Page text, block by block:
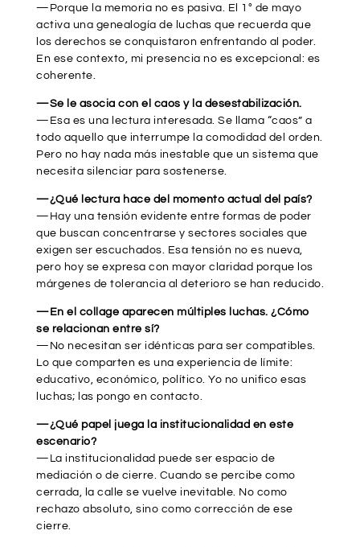
—Porque la memoria no es pasiva. El 1° de mayo
activa una genealogía de luchas que recuerda que
los derechos se conquistaron enfrentando al poder.
En ese contexto, mi presencia no es excepcional: es
coherente.
—Se le asocia con el caos y la desestabilización.
—Esa es una lectura interesada. Se llama “caos” a
todo aquello que interrumpe la comodidad del orden.
Pero no hay nada más inestable que un sistema que
necesita silenciar para sostenerse.
—¿Qué lectura hace del momento actual del país?
—Hay una tensión evidente entre formas de poder
que buscan concentrarse y sectores sociales que
exigen ser escuchados. Esa tensión no es nueva,
pero hoy se expresa con mayor claridad porque los
márgenes de tolerancia al deterioro se han reducido.
—En el collage aparecen múltiples luchas. ¿Cómo
se relacionan entre sí?
—No necesitan ser idénticas para ser compatibles.
Lo que comparten es una experiencia de límite:
educativo, económico, político. Yo no unifico esas
luchas; las pongo en contacto.
—¿Qué papel juega la institucionalidad en este
escenario?
—La institucionalidad puede ser espacio de
mediación o de cierre. Cuando se percibe como
cerrada, la calle se vuelve inevitable. No como
rechazo absoluto, sino como corrección de ese
cierre.